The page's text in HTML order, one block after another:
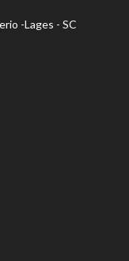
-Lages - SC